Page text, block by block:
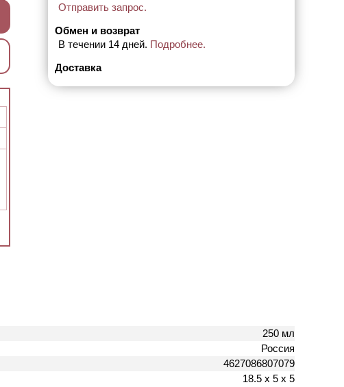
Отправить запрос.
Обмен и возврат
В течении 14 дней. Подробнее.
Доставка
250 мл
Россия
4627086807079
18.5 х 5 х 5